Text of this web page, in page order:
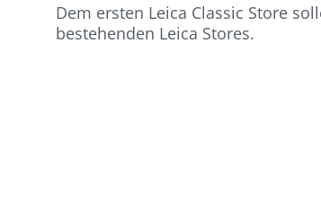
Dem ersten Leica Classic Store
bestehenden Leica Stores.